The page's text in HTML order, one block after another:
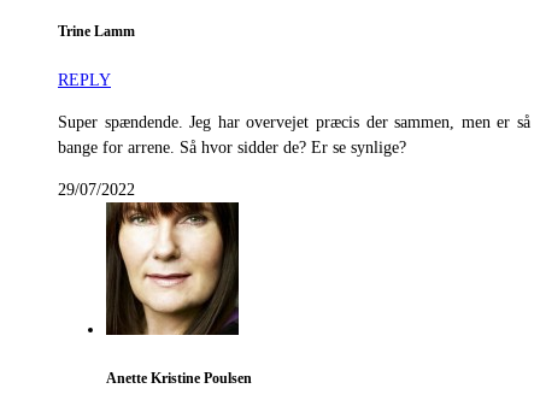
Trine Lamm
REPLY
Super spændende. Jeg har overvejet præcis der sammen, men er så
bange for arrene. Så hvor sidder de? Er se synlige?
29/07/2022
Anette Kristine Poulsen